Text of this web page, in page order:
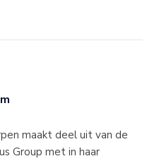
maakt deel uit van de
Group met in haar